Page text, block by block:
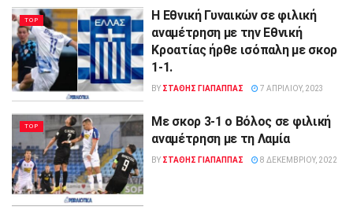
TOP
H Εθνική Γυναικών σε φιλική
αναμέτρηση με την Eθνική
Κροατίας ήρθε ισόπαλη με σκορ
1-1.
BY ΣΤΑΘΗΣ ΓΊΑΠΑΠΠΑΣ 7 ΑΠΡΙΛΊΟΥ, 2023
TOP
Με σκορ 3-1 ο Βόλος σε φιλική
αναμέτρηση με τη Λαμία
BY ΣΤΑΘΗΣ ΓΊΑΠΑΠΠΑΣ 8 ΔΕΚΕΜΒΡΊΟΥ, 2022